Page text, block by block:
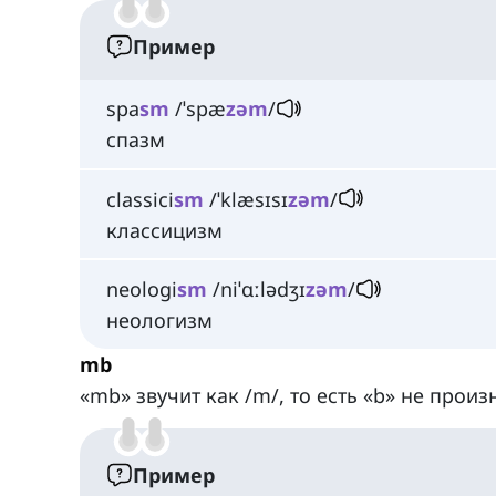
Пример
spasm /ˈspæzəm/
спазм
classicism /ˈklæsɪsɪzəm/
классицизм
neologism /niˈɑːlədʒɪzəm/
неологизм
mb
«mb» звучит как /m/, то есть «b» не
Пример